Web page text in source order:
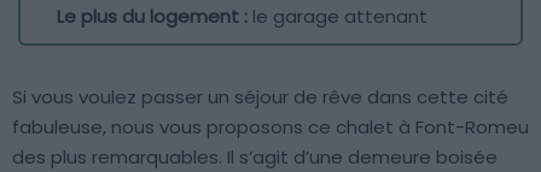
Le plus du logement : le garage attenant
Si vous voulez passer un séjour de rêve dans cette cité
fabuleuse, nous vous proposons ce chalet à Font-Romeu
des plus remarquables. Il s’agit d’une demeure boisée